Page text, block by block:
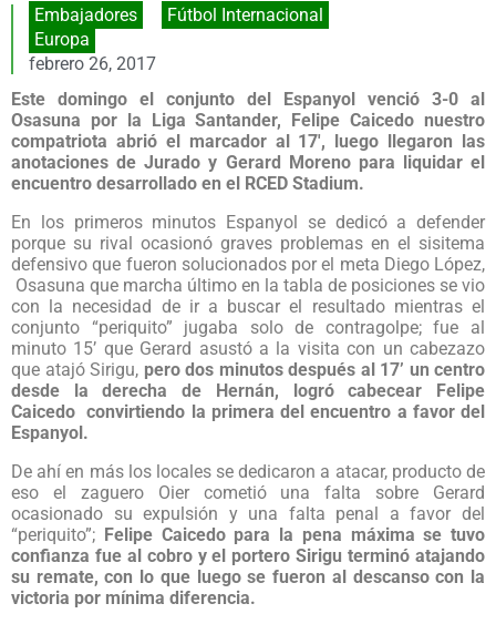
Embajadores
Fútbol Internacional
Europa
febrero 26, 2017
Este domingo el conjunto del Espanyol venció 3-0 al
Osasuna por la Liga Santander, Felipe Caicedo nuestro
compatriota abrió el marcador al 17′, luego llegaron las
anotaciones de Jurado y Gerard Moreno para liquidar el
encuentro desarrollado en el RCED Stadium.
En los primeros minutos Espanyol se dedicó a defender
porque su rival ocasionó graves problemas en el sisitema
defensivo que fueron solucionados por el meta Diego López,
Osasuna que marcha último en la tabla de posiciones se vio
con la necesidad de ir a buscar el resultado mientras el
conjunto “periquito” jugaba solo de contragolpe; fue al
minuto 15’ que Gerard asustó a la visita con un cabezazo
que atajó Sirigu, pero dos minutos después al 17’ un centro
desde la derecha de Hernán, logró cabecear Felipe
Caicedo convirtiendo la primera del encuentro a favor del
Espanyol.
De ahí en más los locales se dedicaron a atacar, producto de
eso el zaguero Oier cometió una falta sobre Gerard
ocasionado su expulsión y una falta penal a favor del
“periquito”; Felipe Caicedo para la pena máxima se tuvo
confianza fue al cobro y el portero Sirigu terminó atajando
su remate, con lo que luego se fueron al descanso con la
victoria por mínima diferencia.